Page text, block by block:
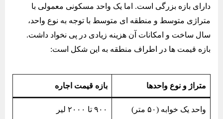
دارای بازه بزرگی است. اما یک واحد مسکونی معمولی با
متراژی متوسط و منطقه ای متوسط با توجه به نوع واحد،
سال ساخت و امکانات آن هزینه زیادی در پی نخواد داشت.
بازه قیمت ها در اطراف منطقه به این شکل است:
متراژ و نوع واحدها بازه قیمت اجاره
واحد یک خوابه (۵۰ متر) ۹۰۰ تا ۲۰۰۰ لیر